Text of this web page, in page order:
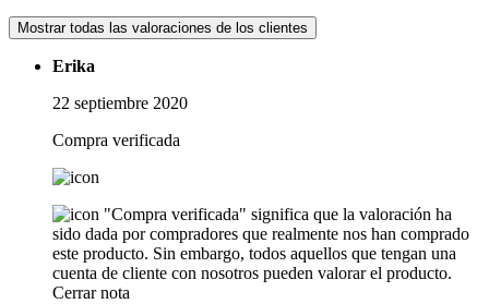
Mostrar todas las valoraciones de los clientes
Erika
22 septiembre 2020
Compra verificada
"Compra verificada" significa que la valoración ha
sido dada por compradores que realmente nos han comprado
este producto. Sin embargo, todos aquellos que tengan una
cuenta de cliente con nosotros pueden valorar el producto.
Cerrar nota